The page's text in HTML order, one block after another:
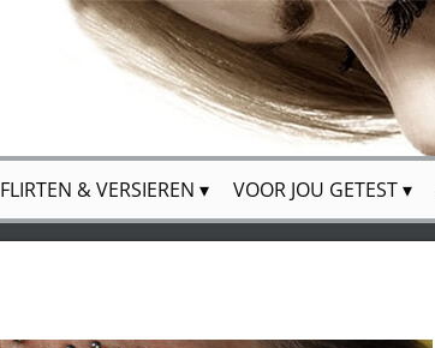
FLIRTEN & VERSIEREN VOOR JOU GETEST